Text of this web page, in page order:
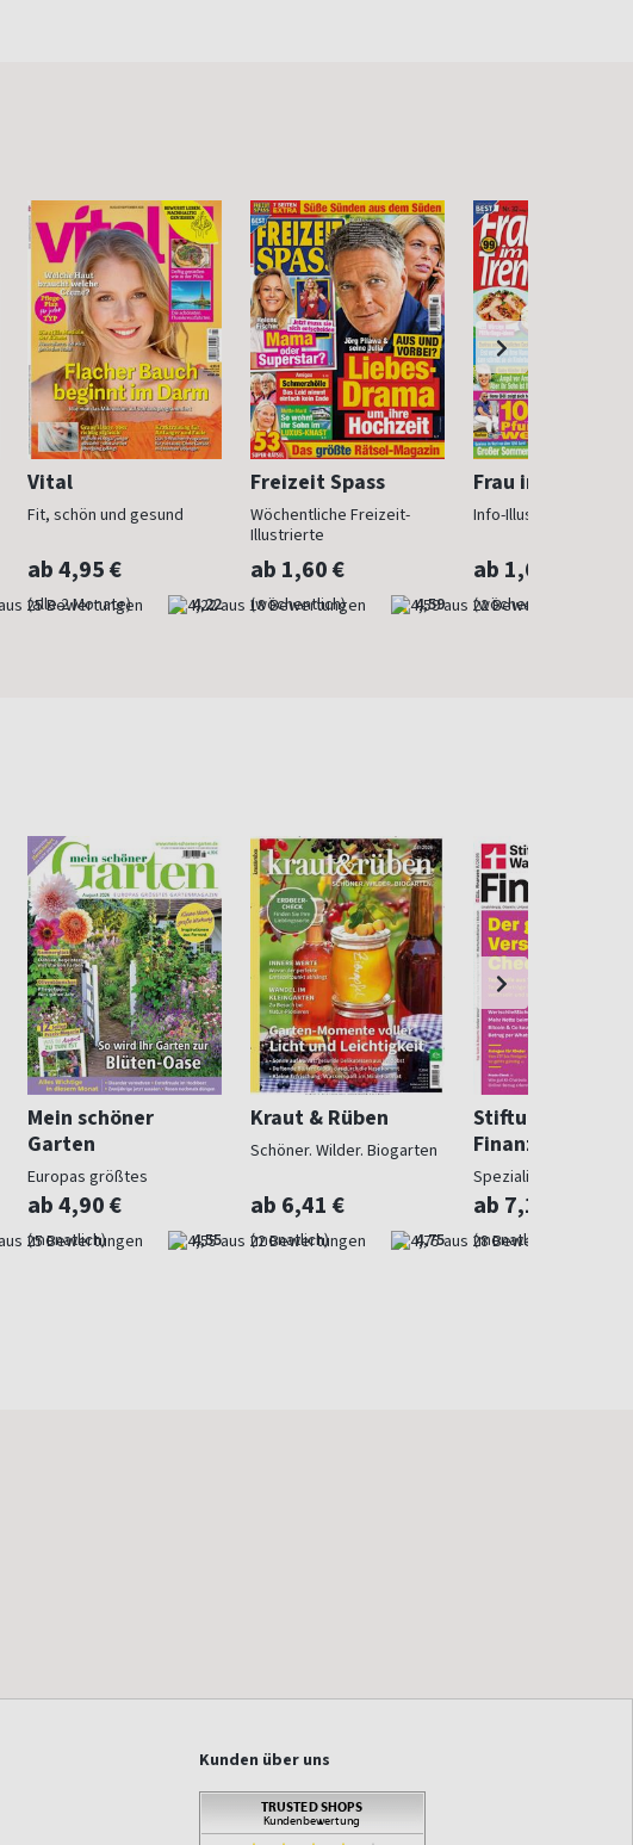
Vital
Fit, schön und gesund
ab 4,95 €
(alle 2 Monate) 4,22
Freizeit Spass
Wöchentliche Freizeit-
Illustrierte
ab 1,60 €
(wöchentlich) 4,59
Frau im Trend
Info-Illustrierte für
ab 1,60 €
(wöchentlich)
Mein schöner
Garten
Europas größtes
Gartenmagazin
ab 4,90 €
(monatlich) 4,55
Kraut & Rüben
Schöner. Wilder. Biogarten
ab 6,41 €
(monatlich) 4,75
Stiftung
Finanzen
Spezialist in
ab 7,10 €
(monatlich)
Kunden über uns